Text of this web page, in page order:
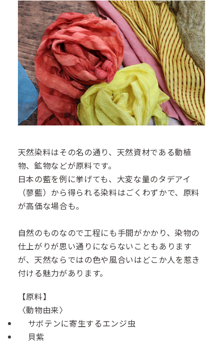
天然染料はその名の通り、天然資材である動植
物、鉱物などが原料です。
日本の藍を例に挙げても、大変な量のタデアイ
（蓼藍）から得られる染料はごくわずかで、原料
が高価な場合も。
自然のものなので工程にも手間がかかり、染物の
仕上がりが思い通りにならないこともあります
が、天然ならではの色や風合いはどこか人を惹き
付ける魅力があります。
【原料】
〈動物由来〉
サボテンに寄生するエンジ虫
貝紫